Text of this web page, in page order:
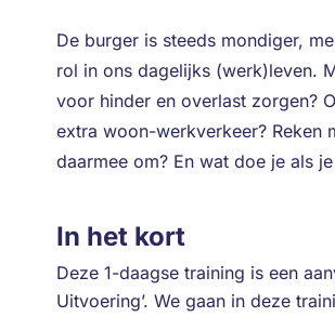
De burger is steeds mondiger,
rol in ons dagelijks (werk)leven.
voor hinder en overlast zorgen?
extra woon-werkverkeer? Reken
daarmee om? En wat doe je als
In het kort
Deze 1-daagse training is een
Uitvoering’. We gaan in deze